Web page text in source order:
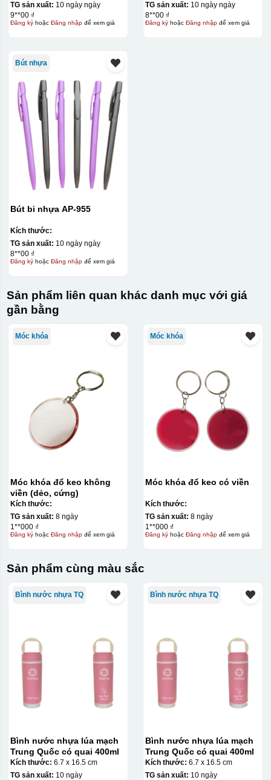
TG sản xuất: 10 ngày ngày
9**00 ₫
Đăng kýhoặc Đăng nhậpđể xem giá
TG sản xuất: 10 ngày ngày
8**00 ₫
Đăng kýhoặc Đăng nhậpđể xem giá
Bút nhựa
Bút bi nhựa AP-955
Kích thước:
TG sản xuất: 10 ngày ngày
8**00 ₫
Đăng kýhoặc Đăng nhậpđể xem giá
Sản phẩm liên quan khác danh mục với giá
gần bằng
Móc khóa
Móc khóa đổ keo không
viền (dẻo, cứng)
Kích thước:
TG sản xuất: 8 ngày
1**000 ₫
Đăng kýhoặc Đăng nhậpđể xem giá
Móc khóa
Móc khóa đổ keo có viền
Kích thước:
TG sản xuất: 8 ngày
1**000 ₫
Đăng kýhoặc Đăng nhậpđể xem giá
Sản phẩm cùng màu sắc
Bình nước nhựa TQ
Bình nước nhựa lúa mạch
Trung Quốc có quai 400ml
Kích thước: 6.7 x 16.5 cm
TG sản xuất: 10 ngày
Bình nước nhựa TQ
Bình nước nhựa lúa mạch
Trung Quốc có quai 400ml
Kích thước: 6.7 x 16.5 cm
TG sản xuất: 10 ngày